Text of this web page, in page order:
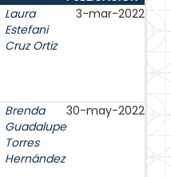
Laura
Estefani
Cruz Ortiz
3-mar-2022
Brenda
Guadalupe
Torres
Hernández
30-may-2022